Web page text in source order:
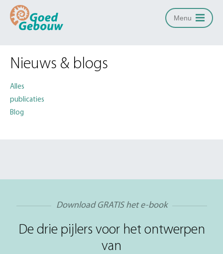
Menu
Nieuws & blogs
Alles
publicaties
Blog
Download GRATIS het e-book
De drie pijlers voor het ontwerpen
van